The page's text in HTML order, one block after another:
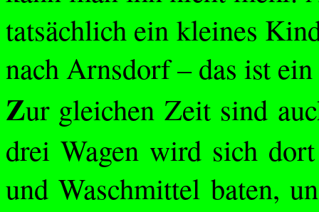
tatsächlich ein kleines
nach Arnsdorf – das ist
Zur gleichen Zeit sind
drei Wagen wird sich
und Waschmittel baten,